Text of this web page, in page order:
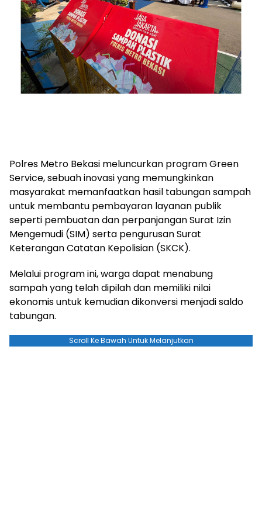
Polres Metro Bekasi meluncurkan program Green
Service, sebuah inovasi yang memungkinkan
masyarakat memanfaatkan hasil tabungan sampah
untuk membantu pembayaran layanan publik
seperti pembuatan dan perpanjangan Surat Izin
Mengemudi (SIM) serta pengurusan Surat
Keterangan Catatan Kepolisian (SKCK).
Melalui program ini, warga dapat menabung
sampah yang telah dipilah dan memiliki nilai
ekonomis untuk kemudian dikonversi menjadi saldo
tabungan.
Scroll Ke Bawah Untuk Melanjutkan